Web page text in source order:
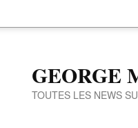
GEORGE
TOUTES LES NEWS